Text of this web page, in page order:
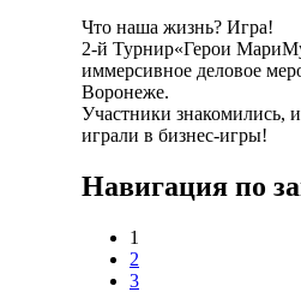
Что наша жизнь? Игра!
2-й Турнир«Герои
иммерсивное деловое
Воронеже.
Участники знакомились,
играли в бизнес-игры!
Навигация по
1
2
3